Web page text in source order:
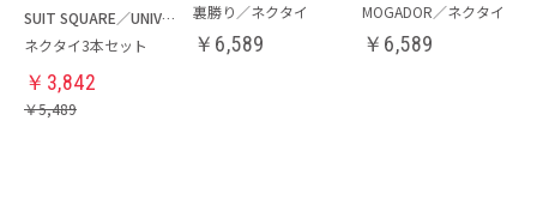
SUIT SQUARE／UNIVERSAL LANGUAGE
ネクタイ3本セット
￥ 3,842
￥5,489
裏勝り／ネクタイ
￥ 6,589
MOGADOR／ネクタイ
￥ 6,589